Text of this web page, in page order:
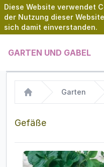
Diese Website verwendet
der Nutzung dieser
sich damit einverstanden.
GARTEN UND GABEL
Home
Garten
Gefäße